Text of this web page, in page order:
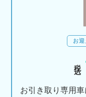
お迎
お引き取り専用